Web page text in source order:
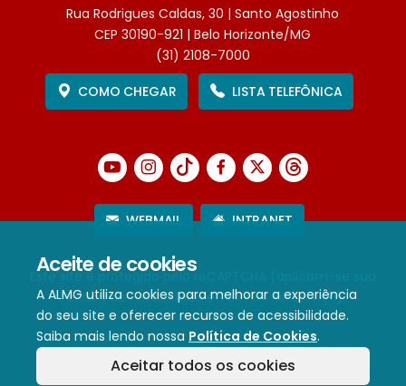
Aceite de cookies
A ALMG utiliza cookies para melhorar a experiência
do seu site e oferecer recursos de acessibilidade.
Saiba mais lendo nossa Política de Cookies.
Aceitar todos os cookies
Rua Rodrigues Caldas, 30 | Santo Agostinho
CEP 30190-921 | Belo Horizonte/MG
(31) 2108-7000
COMO CHEGAR
LISTA TELEFÔNICA
WEBMAIL INTRANET
Este site é protegido pelo reCAPTCHA (aplicam-se sua
Política de PrivacidadeeTermos de Serviço).
Termos de Uso e Política de Privacidade
Política de cookies